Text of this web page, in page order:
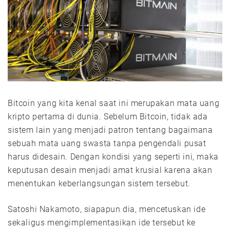
Bitcoin yang kita kenal saat ini merupakan mata uang
kripto pertama di dunia. Sebelum Bitcoin, tidak ada
sistem lain yang menjadi patron tentang bagaimana
sebuah mata uang swasta tanpa pengendali pusat
harus didesain. Dengan kondisi yang seperti ini, maka
keputusan desain menjadi amat krusial karena akan
menentukan keberlangsungan sistem tersebut.
Satoshi Nakamoto, siapapun dia, mencetuskan ide
sekaligus mengimplementasikan ide tersebut ke